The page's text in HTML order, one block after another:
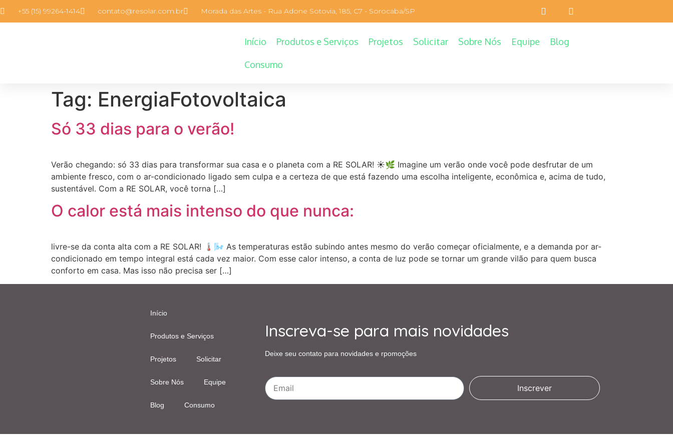
+55 (15) 99264-1414 contato@resolar.com.br​ Morada das Artes - Rua Adone Sotovia, 185, C7 - Sorocaba/SP​
Início Produtos e Serviços Projetos Solicitar Sobre Nós Equipe Blog
Consumo
Tag: EnergiaFotovoltaica
Só 33 dias para o verão!
Verão chegando: só 33 dias para transformar sua casa e o planeta com a RE SOLAR! ☀️🌿 Imagine um verão onde você pode desfrutar de um
ambiente fresco, com o ar-condicionado ligado sem culpa e a certeza de que está fazendo uma escolha inteligente, econômica e, acima de tudo,
sustentável. Com a RE SOLAR, você torna […]
O calor está mais intenso do que nunca:
livre-se da conta alta com a RE SOLAR! 🌡️🌬️ As temperaturas estão subindo antes mesmo do verão começar oficialmente, e a demanda por ar-
condicionado em tempo integral está cada vez maior. Com esse calor intenso, a conta de luz pode se tornar um grande vilão para quem busca
conforto em casa. Mas isso não precisa ser […]
Início
Produtos e Serviços
Projetos Solicitar
Sobre Nós Equipe
Blog Consumo
Inscreva-se para mais novidades
Deixe seu contato para novidades e rpomoções
Inscrever